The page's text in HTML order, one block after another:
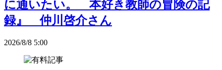
に通いたい。 本好き教師の冒険の記
録』 仲川啓介さん
2026/8/8 5:00